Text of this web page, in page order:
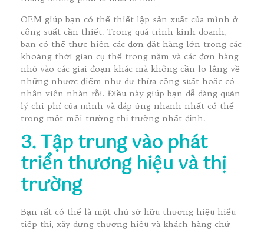
OEM giúp bạn có thể thiết lập sản xuất của mình ở
công suất cần thiết. Trong quá trình kinh doanh,
bạn có thể thực hiện các đơn đặt hàng lớn trong các
khoảng thời gian cụ thể trong năm và các đơn hàng
nhỏ vào các giai đoạn khác mà không cần lo lắng về
những nhược điểm như dư thừa công suất hoặc có
nhân viên nhàn rỗi. Điều này giúp bạn dễ dàng quản
lý chi phí của mình và đáp ứng nhanh nhất có thể
trong một môi trường thị trường nhất định.
3. Tập trung vào phát
triển thương hiệu và thị
trường
Bạn rất có thể là một chủ sở hữu thương hiệu hiểu
tiếp thị, xây dựng thương hiệu và khách hàng chứ